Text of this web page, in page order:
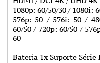
1080p: 60/50/30 / 1080i:
576p: 50 / 576i: 50 /
60/50 / 720p: 60/50 /
60
Bateria 1x Suporte Série